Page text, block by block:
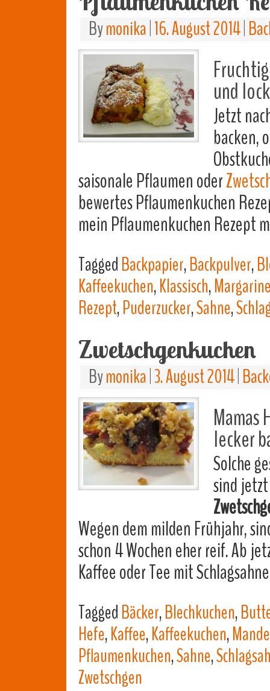
Bymonika 16. August 2014
und
Jetzt
backen,
saisonale Pflaumen oder
bewertes Pflaumenkuchen
mein Pflaumenkuchen Rezept
TaggedBackpapier,Backpulver,
Kaffeekuchen,Klassisch,
Rezept,Puderzucker,Sahne,
Zwetschgenkuchen
Bymonika 3. August 2014
Mamas
lecker
Solche
sind
Wegen dem milden Frühjahr,
schon 4 Wochen eher reif. Ab
Kaffee oder Tee mit
TaggedBäcker,Blechkuchen,
Hefe,Kaffee,Kaffeekuchen,
Pflaumenkuchen,Sahne,
Zwetschgen